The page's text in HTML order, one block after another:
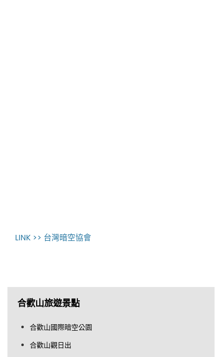
LINK >> 台灣暗空協會
合歡山旅遊景點
合歡山國際暗空公園
合歡山觀日出